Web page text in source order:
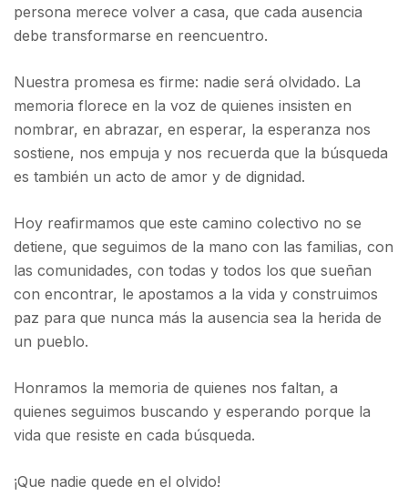
persona merece volver a casa, que cada ausencia
debe transformarse en reencuentro.
Nuestra promesa es firme: nadie será olvidado. La
memoria florece en la voz de quienes insisten en
nombrar, en abrazar, en esperar, la esperanza nos
sostiene, nos empuja y nos recuerda que la búsqueda
es también un acto de amor y de dignidad.
Hoy reafirmamos que este camino colectivo no se
detiene, que seguimos de la mano con las familias, con
las comunidades, con todas y todos los que sueñan
con encontrar, le apostamos a la vida y construimos
paz para que nunca más la ausencia sea la herida de
un pueblo.
Honramos la memoria de quienes nos faltan, a
quienes seguimos buscando y esperando porque la
vida que resiste en cada búsqueda.
¡Que nadie quede en el olvido!